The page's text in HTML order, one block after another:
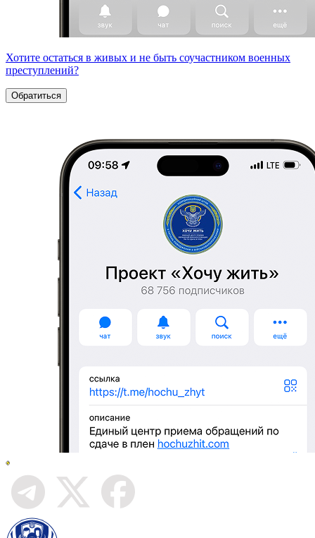
Хотите остаться в живых и не быть соучастником военных
преступлений?
Обратиться